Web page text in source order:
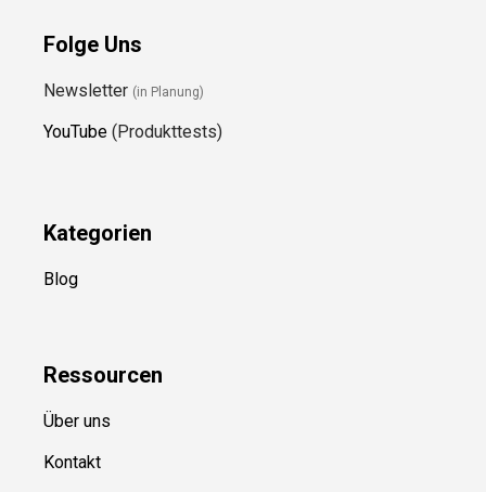
Folge Uns
Newsletter (in Planung)
YouTube (Produkttests)
Kategorien
Blog
Ressourcen
Über uns
Kontakt